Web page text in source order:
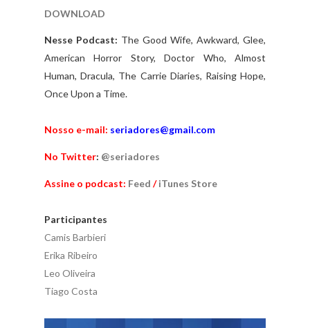
DOWNLOAD
Nesse Podcast: The Good Wife, Awkward, Glee,
American Horror Story, Doctor Who, Almost
Human, Dracula, The Carrie Diaries, Raising Hope,
Once Upon a Time.
Nosso e-mail: seriadores@gmail.com
No Twitter: @seriadores
Assine o podcast: Feed /iTunes Store
Participantes
Camis Barbieri
Erika Ribeiro
Leo Oliveira
Tiago Costa